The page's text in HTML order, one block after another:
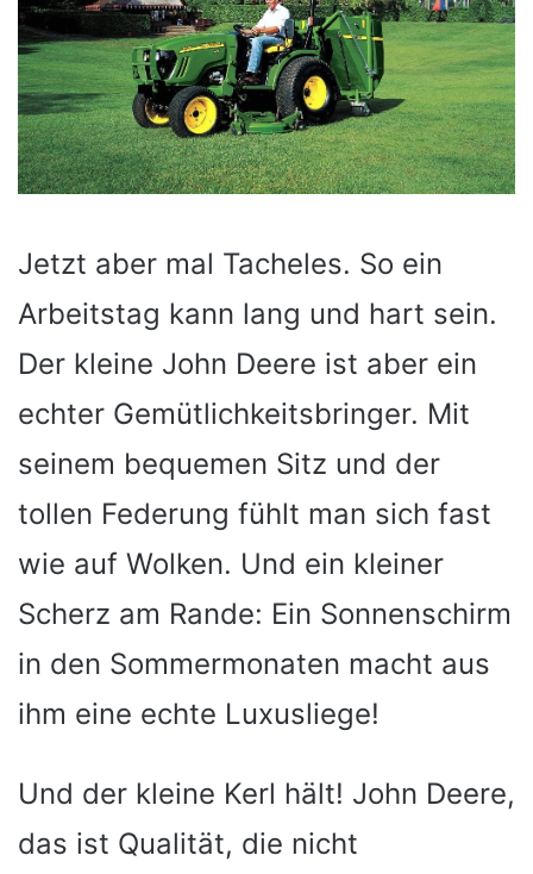
Jetzt aber mal Tacheles. So ein
Arbeitstag kann lang und hart sein.
Der kleine John Deere ist aber ein
echter Gemütlichkeitsbringer. Mit
seinem bequemen Sitz und der
tollen Federung fühlt man sich fast
wie auf Wolken. Und ein kleiner
Scherz am Rande: Ein Sonnenschirm
in den Sommermonaten macht aus
ihm eine echte Luxusliege!
Und der kleine Kerl hält! John Deere,
das ist Qualität, die nicht